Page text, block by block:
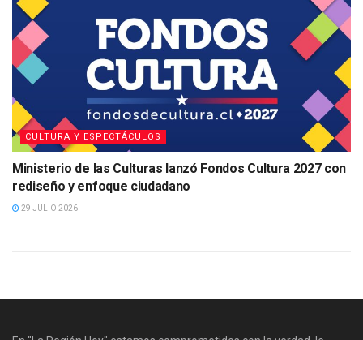
CULTURA Y ESPECTÁCULOS
Ministerio de las Culturas lanzó Fondos Cultura 2027 con
rediseño y enfoque ciudadano
29 JULIO 2026